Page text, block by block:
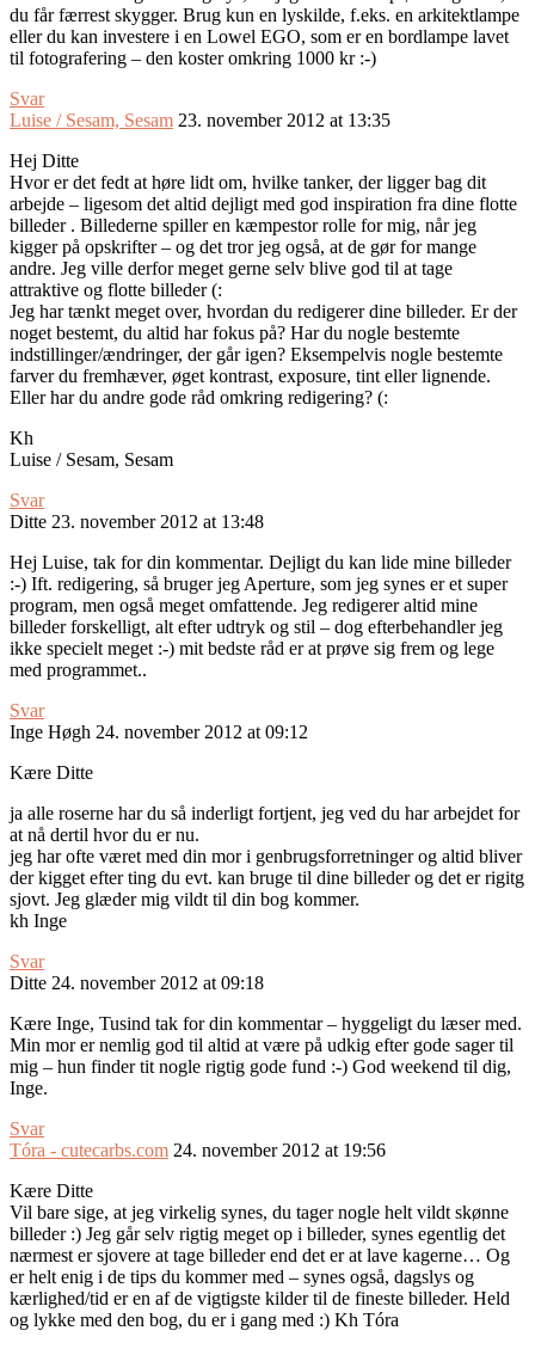
du får færrest skygger. Brug kun en lyskilde, f.eks. en arkitektlampe
eller du kan investere i en Lowel EGO, som er en bordlampe lavet
til fotografering – den koster omkring 1000 kr :-)
Svar
Luise / Sesam, Sesam 23. november 2012 at 13:35
Hej Ditte
Hvor er det fedt at høre lidt om, hvilke tanker, der ligger bag dit
arbejde – ligesom det altid dejligt med god inspiration fra dine flotte
billeder . Billederne spiller en kæmpestor rolle for mig, når jeg
kigger på opskrifter – og det tror jeg også, at de gør for mange
andre. Jeg ville derfor meget gerne selv blive god til at tage
attraktive og flotte billeder (:
Jeg har tænkt meget over, hvordan du redigerer dine billeder. Er der
noget bestemt, du altid har fokus på? Har du nogle bestemte
indstillinger/ændringer, der går igen? Eksempelvis nogle bestemte
farver du fremhæver, øget kontrast, exposure, tint eller lignende.
Eller har du andre gode råd omkring redigering? (:
Kh
Luise / Sesam, Sesam
Svar
Ditte 23. november 2012 at 13:48
Hej Luise, tak for din kommentar. Dejligt du kan lide mine billeder
:-) Ift. redigering, så bruger jeg Aperture, som jeg synes er et super
program, men også meget omfattende. Jeg redigerer altid mine
billeder forskelligt, alt efter udtryk og stil – dog efterbehandler jeg
ikke specielt meget :-) mit bedste råd er at prøve sig frem og lege
med programmet..
Svar
Inge Høgh 24. november 2012 at 09:12
Kære Ditte
ja alle roserne har du så inderligt fortjent, jeg ved du har arbejdet for
at nå dertil hvor du er nu.
jeg har ofte været med din mor i genbrugsforretninger og altid bliver
der kigget efter ting du evt. kan bruge til dine billeder og det er rigitg
sjovt. Jeg glæder mig vildt til din bog kommer.
kh Inge
Svar
Ditte 24. november 2012 at 09:18
Kære Inge, Tusind tak for din kommentar – hyggeligt du læser med.
Min mor er nemlig god til altid at være på udkig efter gode sager til
mig – hun finder tit nogle rigtig gode fund :-) God weekend til dig,
Inge.
Svar
Tóra - cutecarbs.com 24. november 2012 at 19:56
Kære Ditte
Vil bare sige, at jeg virkelig synes, du tager nogle helt vildt skønne
billeder :) Jeg går selv rigtig meget op i billeder, synes egentlig det
nærmest er sjovere at tage billeder end det er at lave kagerne… Og
er helt enig i de tips du kommer med – synes også, dagslys og
kærlighed/tid er en af de vigtigste kilder til de fineste billeder. Held
og lykke med den bog, du er i gang med :) Kh Tóra